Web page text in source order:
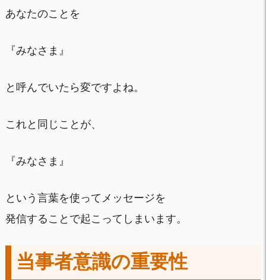
あなたのことを
『みなさま』
と呼んでいたら変ですよね。
これと同じことが、
『みなさま』
という言葉を使ってメッセージを
発信することで起こってしまいます。
当事者意識の重要性